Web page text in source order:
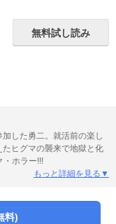
無料試し読み
した勇二。就活前の楽し
ヒグマの襲来で地獄と化
ホラー!!!
もっと詳細を見る▼
料)